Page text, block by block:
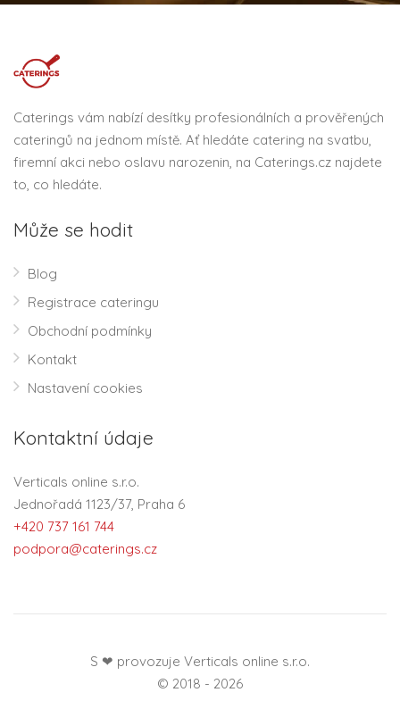
Caterings vám nabízí desítky profesionálních a prověřených
cateringů na jednom místě. Ať hledáte catering na svatbu,
firemní akci nebo oslavu narozenin, na Caterings.cz najdete
to, co hledáte.
Může se hodit
Blog
Registrace cateringu
Obchodní podmínky
Kontakt
Nastavení cookies
Kontaktní údaje
Verticals online s.r.o.
Jednořadá 1123/37, Praha 6
+420 737 161 744
podpora@caterings.cz
S ❤ provozuje Verticals online s.r.o.
© 2018 - 2026